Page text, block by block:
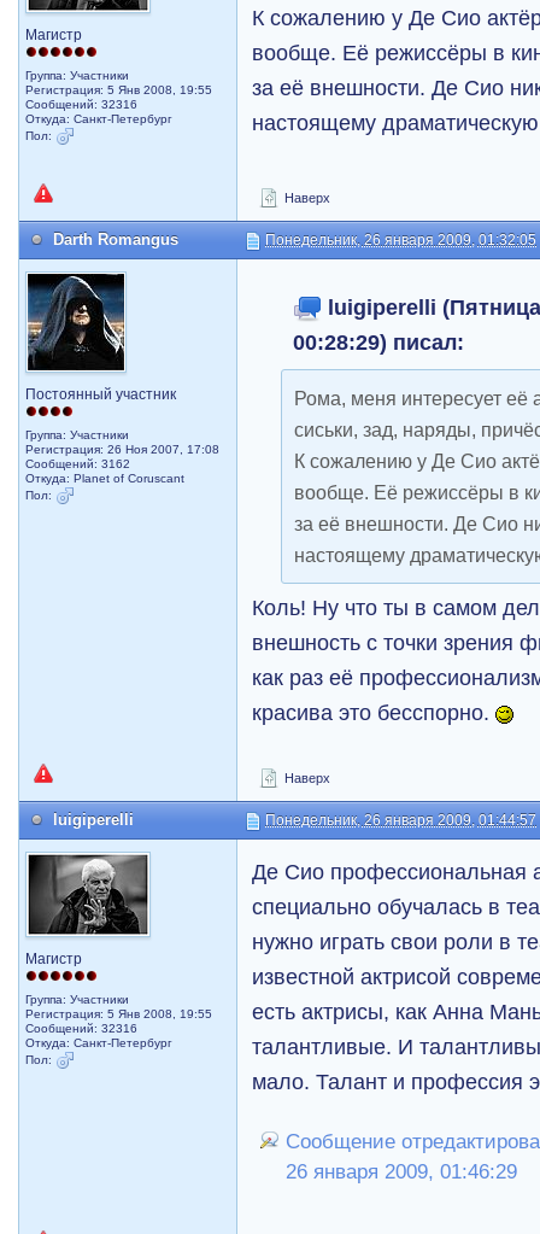
Магистр
Группа: Участники
Регистрация: 5 Янв 2008, 19:55
Сообщений: 32316
Откуда: Санкт-Петербург
Пол:
К сожалению у Де Сио
вообще. Её режиссёры в
за её внешности. Де Сио
настоящему
Наверх
Darth Romangus Понедельник, 26 января 2009, 01:32:05
Постоянный участник
Группа: Участники
Регистрация: 26 Ноя 2007, 17:08
Сообщений: 3162
Откуда: Planet of Coruscant
Пол:
luigiperelli
00:28:29) писал:
Рома, меня интересует её
сиськи, зад, наряды,
К сожалению у Де Сио
вообще. Её режиссёры в
за её внешности. Де Сио
настоящему
Коль! Ну что ты в самом
внешность с точки зрения
как раз её
красива это бесспорно.
Наверх
luigiperelli Понедельник, 26 января 2009, 01:44:57
Магистр
Группа: Участники
Регистрация: 5 Янв 2008, 19:55
Сообщений: 32316
Откуда: Санкт-Петербург
Пол:
Де Сио профессиональная
специально обучалась в
нужно играть свои роли в
известной актрисой
есть актрисы, как Анна
талантливые. И
мало. Талант и профессия
Сообщение
26 января 2009, 01:46:29